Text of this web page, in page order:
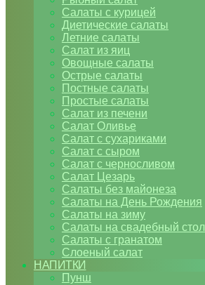
Салаты с курицей
Диетические салаты
Летние салаты
Салат из яиц
Овощные салаты
Острые салаты
Постные салаты
Простые салаты
Салат из печени
Салат Оливье
Салат с сухариками
Салат с сыром
Салат с черносливом
Салат Цезарь
Салаты без майонеза
Салаты на День Рождения
Салаты на зиму
Салаты на свадебный стол
Салаты с гранатом
Слоеный салат
НАПИТКИ
Пунш